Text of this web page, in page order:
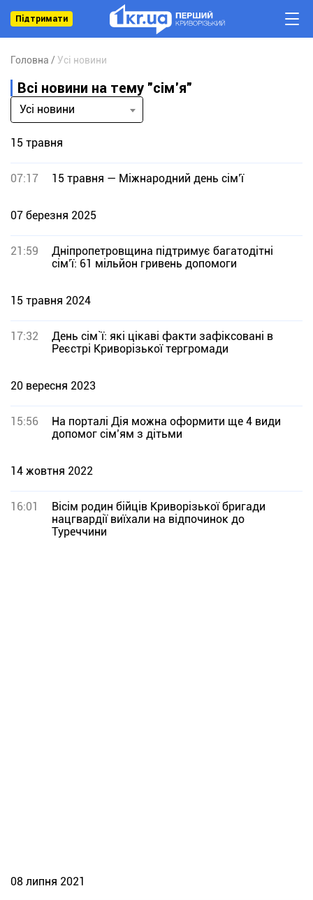
Підтримати
Головна Усі новини
Всі новини на тему "сім’я"
Усі новини
15 травня
07:17 15 травня — Міжнародний день сім’ї
07 березня 2025
21:59
Дніпропетровщина підтримує багатодітні
сім’ї: 61 мільйон гривень допомоги
15 травня 2024
17:32
День сім`ї: які цікаві факти зафіксовані в
Реєстрі Криворізької тергромади
20 вересня 2023
15:56
На порталі Дія можна оформити ще 4 види
допомог сім’ям з дітьми
14 жовтня 2022
16:01
Вісім родин бійців Криворізької бригади
нацгвардії виїхали на відпочинок до
Туреччини
08 липня 2021